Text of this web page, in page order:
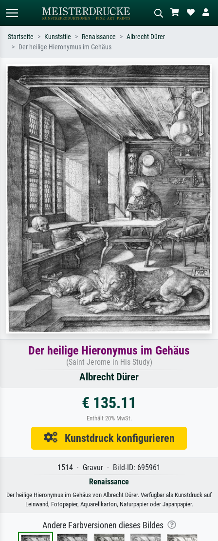
Suchen Sie nach Künstlern, Werktiteln
oder Stilen – z.B. Monet,
Sternennacht, Impressionismus, Welle
Hokusai, Akt.
Beschreiben Sie die Szene – z.B. Grüne
Wiese, Abstrakt mit viel Rot, Dunkles
Ölgemälde, Stehender Akt neben einem
Baum.
Startseite Kunststile Renaissance
Albrecht Dürer
Der heilige Hieronymus im Gehäus
Der heilige Hieronymus im Gehäus
(Saint Jerome in His Study)
Albrecht Dürer
€ 135.11
Enthält 20% MwSt.
Kunstdruck konfigurieren
1514 · Gravur · Bild-ID: 695961
Renaissance
Der heilige Hieronymus im Gehäus von Albrecht Dürer. Verfügbar als Kunstdruck auf
Leinwand, Fotopapier, Aquarellkarton, Naturpapier oder Japanpapier.
Andere Farbversionen dieses Bildes